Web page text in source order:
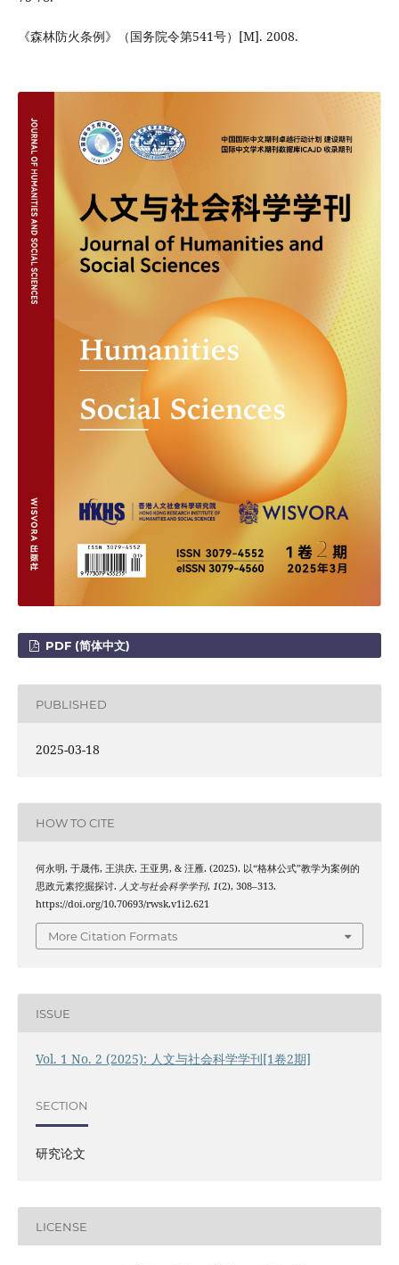
《森林防火条例》（国务院令第541号）[M]. 2008.
PDF (简体中文)
PUBLISHED
2025-03-18
HOW TO CITE
何永明, 于晟伟, 王洪庆, 王亚男, & 汪雁. (2025). 以“格林公式”教学为案例的
思政元素挖掘探讨. 人文与社会科学学刊, 1(2), 308–313.
https://doi.org/10.70693/rwsk.v1i2.621
More Citation Formats
ISSUE
Vol. 1 No. 2 (2025): 人文与社会科学学刊[1卷2期]
SECTION
研究论文
LICENSE